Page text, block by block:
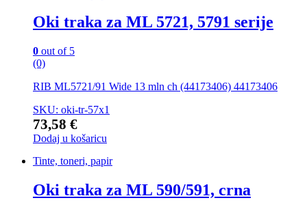
Oki traka za ML 5721, 5791 serije
0 out of 5
(0)
RIB ML5721/91 Wide 13 mln ch (44173406) 44173406
SKU: oki-tr-57x1
73,58 €
Dodaj u košaricu
Tinte, toneri, papir
Oki traka za ML 590/591, crna